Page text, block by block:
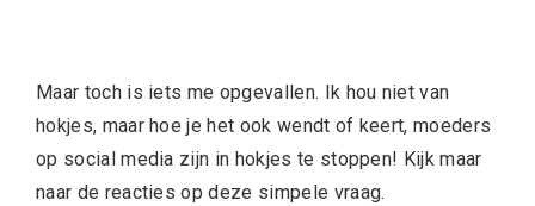
Maar toch is iets me opgevallen. Ik hou niet van
hokjes, maar hoe je het ook wendt of keert, moeders
op social media zijn in hokjes te stoppen! Kijk maar
naar de reacties op deze simpele vraag.